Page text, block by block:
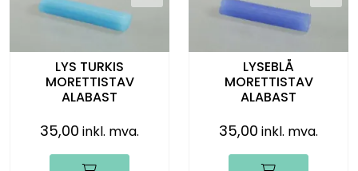
LYS TURKIS
MORETTISTAV
ALABAST
35,00 inkl. mva.
LYSEBLÅ
MORETTISTAV
ALABAST
35,00 inkl. mva.